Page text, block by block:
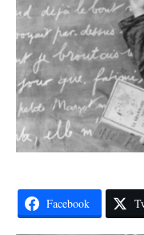
Facebook